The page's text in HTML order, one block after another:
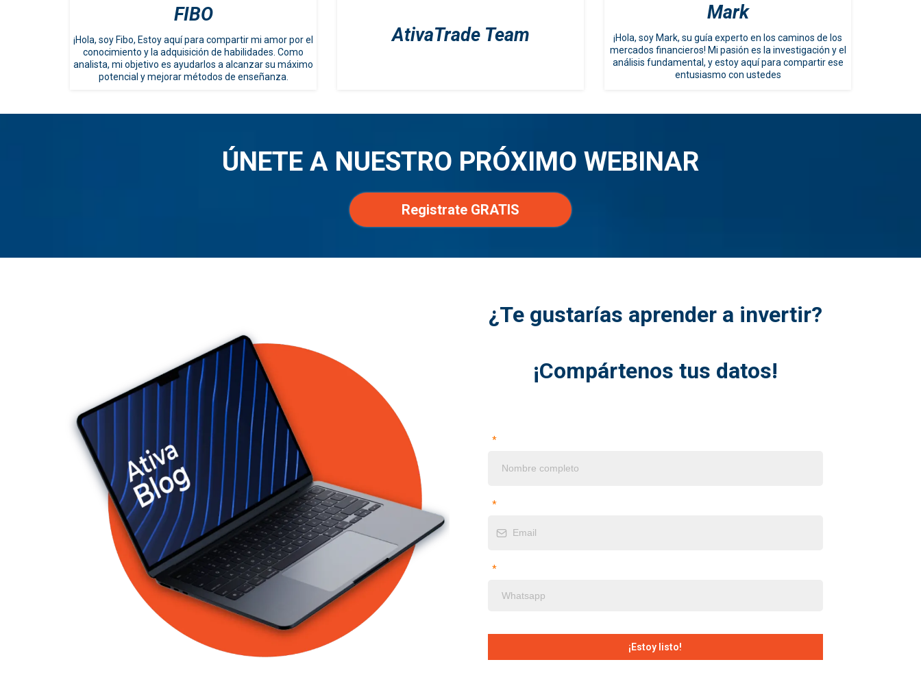
FIBO
¡Hola, soy Fibo, Estoy aquí para compartir mi amor por el
conocimiento y la adquisición de habilidades. Como
analista, mi objetivo es ayudarlos a alcanzar su máximo
potencial y mejorar métodos de enseñanza.
AtivaTrade Team
Mark
¡Hola, soy Mark, su guía experto en los caminos de los
mercados financieros! Mi pasión es la investigación y el
análisis fundamental, y estoy aquí para compartir ese
entusiasmo con ustedes
ÚNETE A NUESTRO PRÓXIMO WEBINAR
Registrate GRATIS
¿Te gustarías aprender a invertir?
¡Compártenos tus datos!
*
*
*
¡Estoy listo!